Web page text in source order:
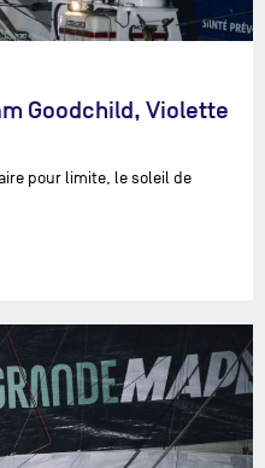
Goodchild, Violette
pour limite, le soleil de